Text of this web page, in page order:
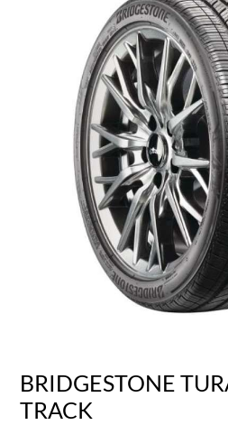
BRIDGESTONE
TRACK